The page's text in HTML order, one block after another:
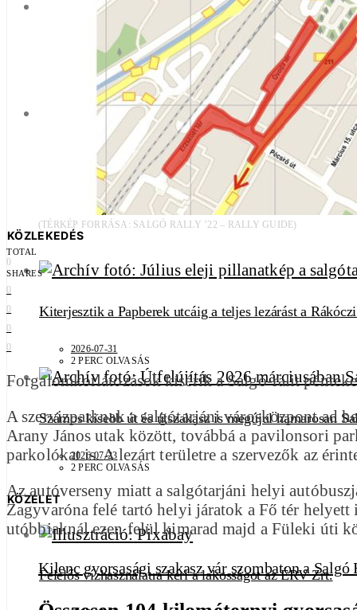
A Carson Coma is fellép a salgótarjáni Macskakő
2026-08-05
1 PERC OLVASÁS
Hétfőn indul a Zenthe Nyár
2026-07-17
1 PERC OLVASÁS
KÖZLEKEDÉS
Kiterjesztik a Papberek utcáig a teljes lezárást a
2026-07-31
2 PERC OLVASÁS
Számos kisebb út és útszakasz is megújul hamarosan
2026-07-23
2 PERC OLVASÁS
KÖZÉLET
Felelős vízhasználatra kéri a lakosságot az ÉRV Zrt.
(TÉRKÉP FORRÁSA: SALGÓ RALLY ’22 – RALLY GUIDE)
TOTAL
0
SHARES
0
0
0
0
Forgalomkorlátozások kísérik a Salgó-ralit
A szervizparknak a salgótarjáni városközpont ad
Arany János utak között, továbbá a pavilonsori
parkolókat is. A lezárt területre a szervezők az
Az autóverseny miatt a salgótarjáni helyi
Zagyvaróna felé tartó helyi járatok a Fő tér helyett
utóbbiaknál ezen felül kimarad majd a Füleki úti
Kilenc gyorsasági szakasz vár szombaton a